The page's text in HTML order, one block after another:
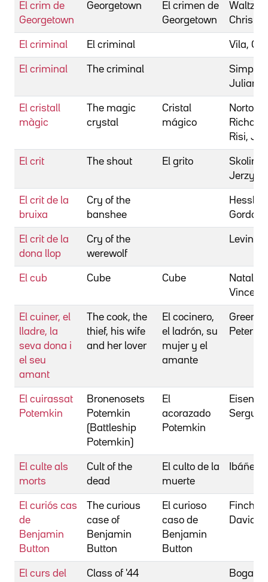
El crim de
Georgetown
Georgetown
El crimen de
Georgetown
Waltz,
El criminal El criminal Vila,
El criminal The criminal
Julian
El cristall
màgic
The magic
crystal
Cristal
mágico
Norton,
Richard
Risi,
El crit The shout El grito
Jerzy
El crit de la
bruixa
Cry of the
banshee
Hessler,
Gordon
El crit de la
dona llop
Cry of the
werewolf
Levin,
El cub Cube Cube
Natali,
El cuiner, el
lladre, la
seva dona i
el seu
amant
The cook, the
thief, his wife
and her lover
El cocinero,
el ladrón, su
mujer y el
amante
Peter
El cuirassat
Potemkin
Bronenosets
Potemkin
(Battleship
Potemkin)
El
acorazado
Potemkin
Serguei
El culte als
morts
Cult of the
dead
El culto de la
muerte
Ibáñez,
El curiós cas
de
Benjamin
Button
The curious
case of
Benjamin
Button
El curioso
caso de
Benjamin
Button
Fincher,
David
El curs del
Class of '44 Bogart,